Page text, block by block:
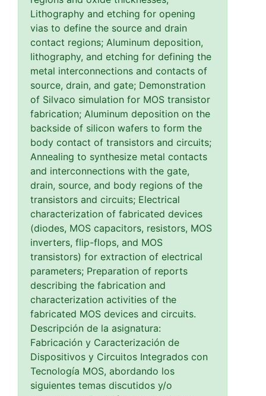
Lithography and etching for opening
vias to define the source and drain
contact regions; Aluminum deposition,
lithography, and etching for defining the
metal interconnections and contacts of
source, drain, and gate; Demonstration
of Silvaco simulation for MOS transistor
fabrication; Aluminum deposition on the
backside of silicon wafers to form the
body contact of transistors and circuits;
Annealing to synthesize metal contacts
and interconnections with the gate,
drain, source, and body regions of the
transistors and circuits; Electrical
characterization of fabricated devices
(diodes, MOS capacitors, resistors, MOS
inverters, flip-flops, and MOS
transistors) for extraction of electrical
parameters; Preparation of reports
describing the fabrication and
characterization activities of the
fabricated MOS devices and circuits.
Descripción de la asignatura:
Fabricación y Caracterización de
Dispositivos y Circuitos Integrados con
Tecnología MOS, abordando los
siguientes temas discutidos y/o